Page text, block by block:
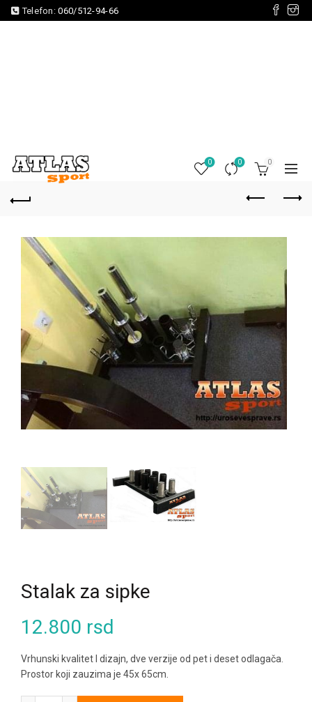
Telefon:060/512-94-66
0 0 0
Stalak za sipke
12.800 rsd
Vrhunski kvalitet I dizajn, dve verzije od pet i deset odlagača.
Prostor koji zauzima je 45x 65cm.